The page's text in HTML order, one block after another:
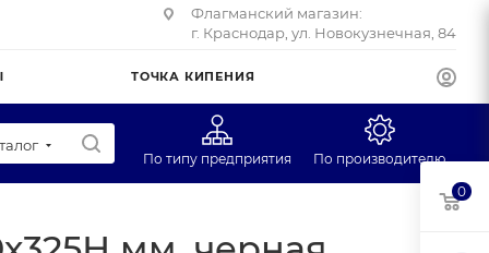
Флагманский магазин:
г. Краснодар, ул. Новокузнечная, 84
ТОЧКА КИПЕНИЯ
По типу предприятия По производителю
0